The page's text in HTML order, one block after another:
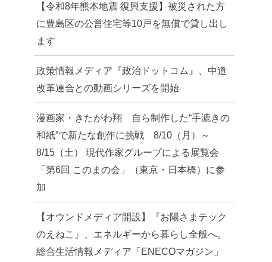
【令和8年熊本地震 復興支援】被災された方
に豊島区の公営住宅等10戸を無償で貸し出し
ます
政策情報メディア『政治ドットコム』、中道
改革連合との動画シリーズを開始
漫画家・きたがわ翔 自ら制作した“手漉きの
和紙”で新たな創作に挑戦 8/10（月）～
8/15（土） 現代作家グループによる展覧会
「第6回 このまの会」（東京・日本橋）に参
加
【オウンドメディア開設】『お陽さまテック
のえねこ』、エネルギーから暮らし全般へ。
総合生活情報メディア「ENECOマガジン」